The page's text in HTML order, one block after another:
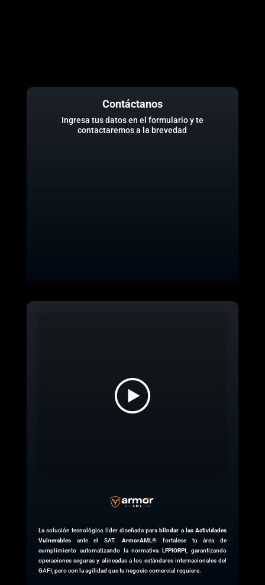
Contáctanos
Ingresa tus datos en el formulario y te
contactaremos a la brevedad
La solución tecnológica líder diseñada para blindar a las Actividades
Vulnerablesante el SAT. ArmorAML® fortalece tu área de
cumplimiento automatizando la normativaLFPIORPI , garantizando
operaciones seguras y alineadas a los estándares internacionales del
GAFI, pero con la agilidad que tu negocio comercial requiere.